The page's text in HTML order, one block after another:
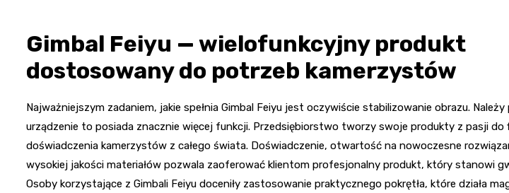
Gimbal Feiyu — wielofunkcyjny produkt
dostosowany do potrzeb kamerzystów
Najważniejszym zadaniem, jakie spełnia Gimbal Feiyu jest oczywiście stabilizowanie obrazu. Należy
urządzenie to posiada znacznie więcej funkcji. Przedsiębiorstwo tworzy swoje produkty z pasji do
doświadczenia kamerzystów z całego świata. Doświadczenie, otwartość na nowoczesne
wysokiej jakości materiałów pozwala zaoferować klientom profesjonalny produkt, który stanowi
Osoby korzystające z Gimbali Feiyu doceniły zastosowanie praktycznego pokrętła, które działa